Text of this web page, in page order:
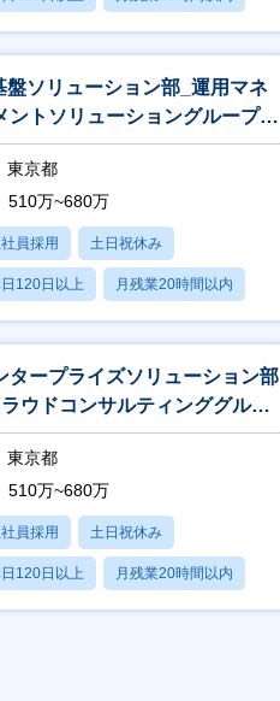
あり
盤ソリューション部_運用マネ
ントソリューショングループ_
フラエンジニア
東京都
510万~680万
員採用 土日祝休み
120日以上 月残業20時間以内
あり
タープライズソリューション部
ウドコンサルティンググルー
ンジニア
東京都
510万~680万
員採用 土日祝休み
120日以上 月残業20時間以内
あり